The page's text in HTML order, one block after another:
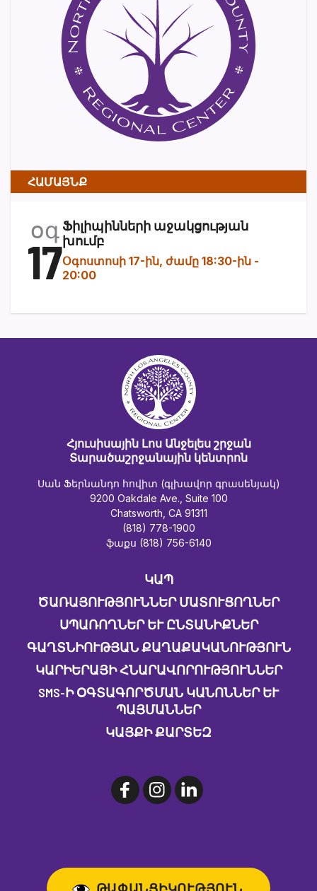
ՀԱՄԱՅՆՔ
օգ
17
Ֆիլիպինների աջակցության
խումբ
Օգոստոսի 17-ին, ժամը 18:30-ին -
20:00
Հյուսիսային Լոս Անջելես շրջան
Տարածաշրջանային կենտրոն
Սան Ֆերնանդո հովիտ (գլխավոր գրասենյակ)
9200 Oakdale Ave., Suite 100
Chatsworth, CA 91311
(818) 778-1900
ֆաքս (818) 756-6140
ԿԱՊ
ԾԱՌԱՅՈՒԹՅՈՒՆՆԵՐ ՄԱՏՈՒՑՈՂՆԵՐ
ՍՊԱՌՈՂՆԵՐ ԵՒ ԸՆՏԱՆԻՔՆԵՐ
ԳԱՂՏՆԻՈՒԹՅԱՆ ՔԱՂԱՔԱԿԱՆՈՒԹՅՈՒՆ
ԿԱՐԻԵՐԱՅԻ ՀՆԱՐԱՎՈՐՈՒԹՅՈՒՆՆԵՐ
SMS-Ի ՕԳՏԱԳՈՐԾՄԱՆ ԿԱՆՈՆՆԵՐ ԵՒ Պ
ԱՅՄԱՆՆԵՐ
ԿԱՅՔԻ ՔԱՐՏԵԶ
ԹԱՓԱՆՑԻԿՈՒԹՅՈՒՆ